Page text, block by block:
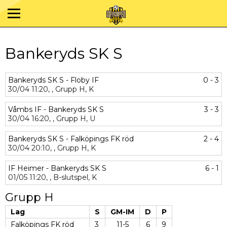
Bankeryds SK S
Bankeryds SK S - Floby IF
0 - 3
30/04 11:20, , Grupp H, K
Våmbs IF - Bankeryds SK S
3 - 3
30/04 16:20, , Grupp H, U
Bankeryds SK S - Falköpings FK röd
2 - 4
30/04 20:10, , Grupp H, K
IF Heimer - Bankeryds SK S
6 - 1
01/05 11:20, , B-slutspel, K
Grupp H
Lag S GM-IM D
P
Falköpings FK röd
3 11-5 6 9